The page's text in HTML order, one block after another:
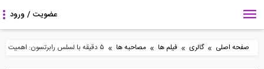
صفحه اصلی » گالری » فیلم ها » مصاحبه ها » ۵ دقیقه با لسلس رابرتسون: اهمیت ارتباط موثر مهندسان و معماران